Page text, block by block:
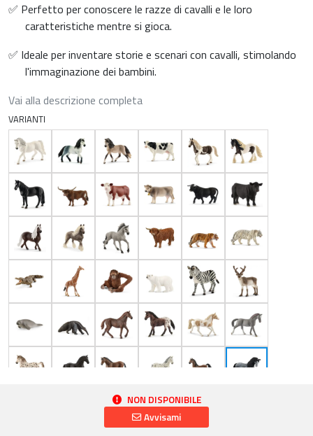
✅ Perfetto per conoscere le razze di cavalli e le loro
caratteristiche mentre si gioca.
✅ Ideale per inventare storie e scenari con cavalli, stimolando
l'immaginazione dei bambini.
Vai alla descrizione completa
VARIANTI
NON DISPONIBILE
Avvisami